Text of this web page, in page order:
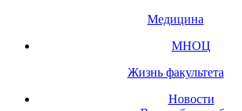
Медицина
МНОЦ
Жизнь факультета
Новости